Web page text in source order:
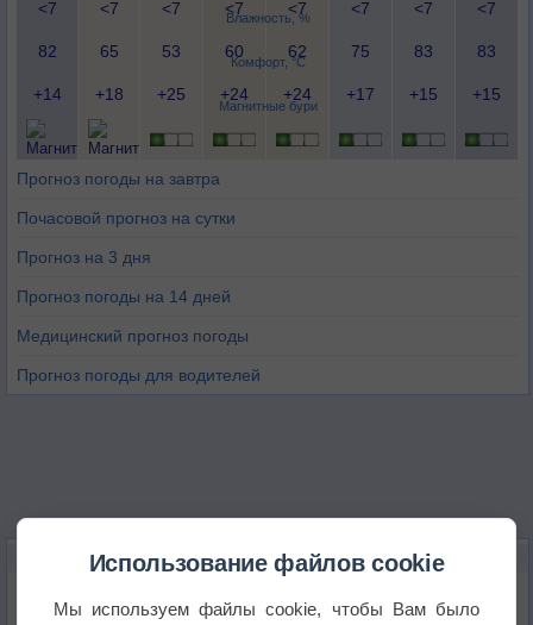
Влажность, %
Комфорт, °C
Магнитные бури
<7 <7 <7 <7 <7 <7 <7 <7
82 65 53 60 62 75 83 83
+14 +18 +25 +24 +24 +17 +15 +15
Прогноз погоды на завтра
Почасовой прогноз на сутки
Прогноз на 3 дня
Прогноз погоды на 14 дней
Медицинский прогноз погоды
Прогноз погоды для водителей
НОВОЕ О ПОГОДЕ
историю
Использование файлов cookie
Мы используем файлы cookie, чтобы Вам было